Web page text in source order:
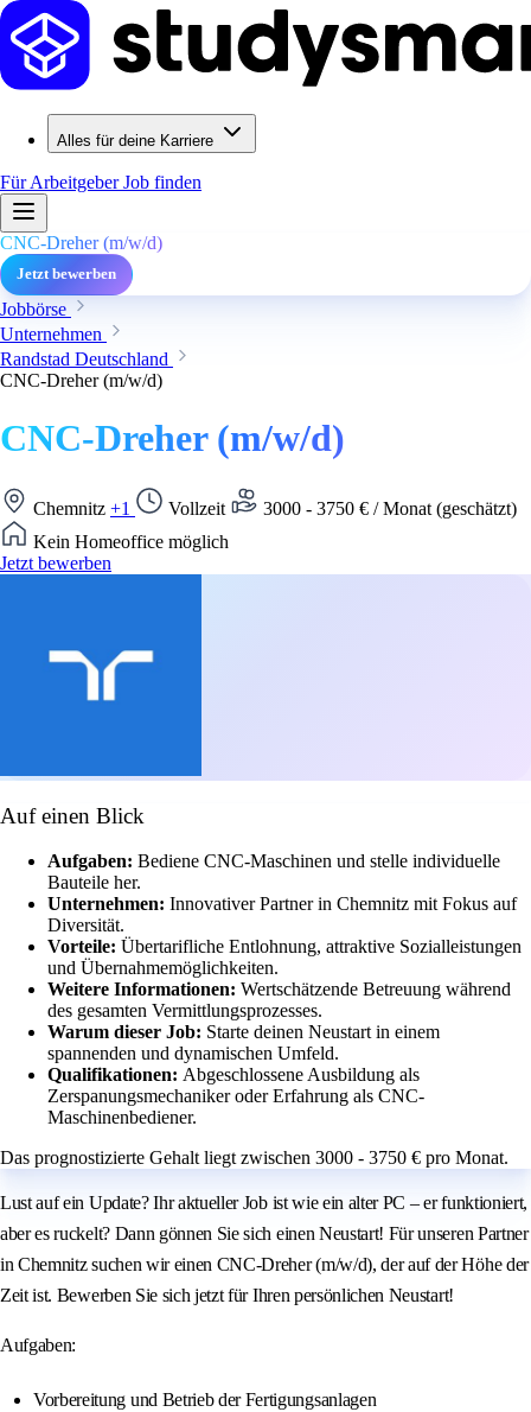
Alles für deine Karriere
Für ArbeitgeberJob finden
CNC-Dreher (m/w/d)
Jetzt bewerben
Jobbörse
Unternehmen
Randstad Deutschland
CNC-Dreher (m/w/d)
CNC-Dreher (m/w/d)
Chemnitz +1 Vollzeit
3000 - 3750 € / Monat (geschätzt)
Kein Homeoffice möglich
Jetzt bewerben
Auf einen Blick
Aufgaben: Bediene CNC-Maschinen und stelle individuelle
Bauteile her.
Unternehmen: Innovativer Partner in Chemnitz mit Fokus auf
Diversität.
Vorteile: Übertarifliche Entlohnung, attraktive Sozialleistungen
und Übernahmemöglichkeiten.
Weitere Informationen: Wertschätzende Betreuung während
des gesamten Vermittlungsprozesses.
Warum dieser Job: Starte deinen Neustart in einem
spannenden und dynamischen Umfeld.
Qualifikationen: Abgeschlossene Ausbildung als
Zerspanungsmechaniker oder Erfahrung als CNC-
Maschinenbediener.
Das prognostizierte Gehalt liegt zwischen 3000 - 3750 € pro Monat.
Lust auf ein Update? Ihr aktueller Job ist wie ein alter PC – er funktioniert,
aber es ruckelt? Dann gönnen Sie sich einen Neustart! Für unseren Partner
in Chemnitz suchen wir einen CNC-Dreher (m/w/d), der auf der Höhe der
Zeit ist. Bewerben Sie sich jetzt für Ihren persönlichen Neustart!
Aufgaben:
Vorbereitung und Betrieb der Fertigungsanlagen